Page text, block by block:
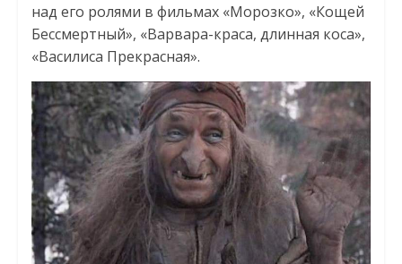
над его ролями в фильмах «Морозко», «Кощей
Бессмертный», «Варвара-краса, длинная коса»,
«Василиса Прекрасная».